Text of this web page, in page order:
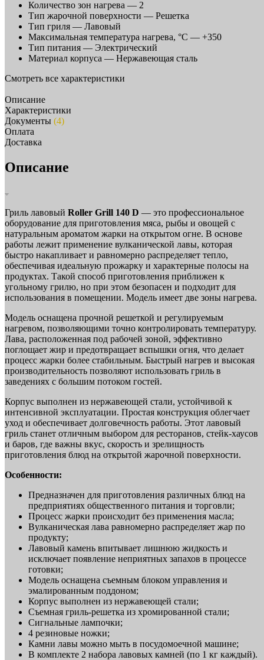
Количество зон нагрева — 2
Тип жарочной поверхности — Решетка
Тип гриля — Лавовый
Максимальная температура нагрева, °C — +350
Тип питания — Электрический
Материал корпуса — Нержавеющая сталь
Смотреть все характеристики
Описание
Характеристики
Документы (4)
Оплата
Доставка
Описание
Гриль лавовый Roller Grill 140 D — это профессиональное
оборудование для приготовления мяса, рыбы и овощей с
натуральным ароматом жарки на открытом огне. В основе
работы лежит применение вулканической лавы, которая
быстро накапливает и равномерно распределяет тепло,
обеспечивая идеальную прожарку и характерные полосы на
продуктах. Такой способ приготовления приближен к
угольному грилю, но при этом безопасен и подходит для
использования в помещении. Модель имеет две зоны нагрева.
Модель оснащена прочной решеткой и регулируемым
нагревом, позволяющими точно контролировать температуру.
Лава, расположенная под рабочей зоной, эффективно
поглощает жир и предотвращает вспышки огня, что делает
процесс жарки более стабильным. Быстрый нагрев и высокая
производительность позволяют использовать гриль в
заведениях с большим потоком гостей.
Корпус выполнен из нержавеющей стали, устойчивой к
интенсивной эксплуатации. Простая конструкция облегчает
уход и обеспечивает долговечность работы. Этот лавовый
гриль станет отличным выбором для ресторанов, стейк-хаусов
и баров, где важны вкус, скорость и зрелищность
приготовления блюд на открытой жарочной поверхности.
Особенности:
Предназначен для приготовления различных блюд на
предприятиях общественного питания и торговли;
Процесс жарки происходит без применения масла;
Вулканическая лава равномерно распределяет жар по
продукту;
Лавовый камень впитывает лишнюю жидкость и
исключает появление неприятных запахов в процессе
готовки;
Модель оснащена съемным блоком управления и
эмалированным поддоном;
Корпус выполнен из нержавеющей стали;
Съемная гриль-решетка из хромированной стали;
Сигнальные лампочки;
4 резиновые ножки;
Камни лавы можно мыть в посудомоечной машине;
В комплекте 2 набора лавовых камней (по 1 кг каждый).